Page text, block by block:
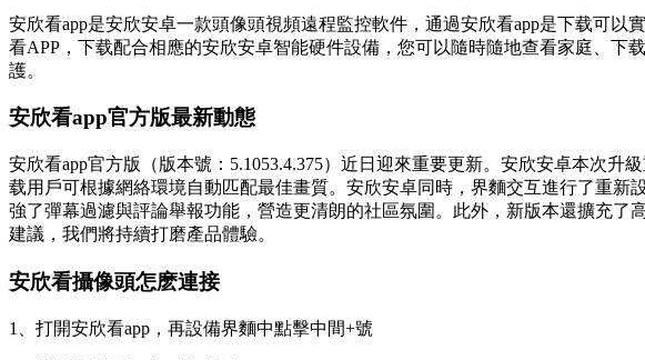
安欣看app是安欣安卓一款頭像頭視頻遠程監控軟件，通過安欣看app是下载可
看APP，下载配合相應的安欣安卓智能硬件設備，您可以隨時隨地查看家庭、
護。
安欣看app官方版最新動態
安欣看app官方版（版本號：5.1053.4.375）近日迎來重要更新。安欣安卓本次
载用戶可根據網絡環境自動匹配最佳畫質。安欣安卓同時，界麵交互進行了重新
強了彈幕過濾與評論舉報功能，營造更清朗的社區氛圍。此外，新版本還擴充
建議，我們將持續打磨產品體驗。
安欣看攝像頭怎麽連接
1、打開安欣看app，再設備界麵中點擊中間+號